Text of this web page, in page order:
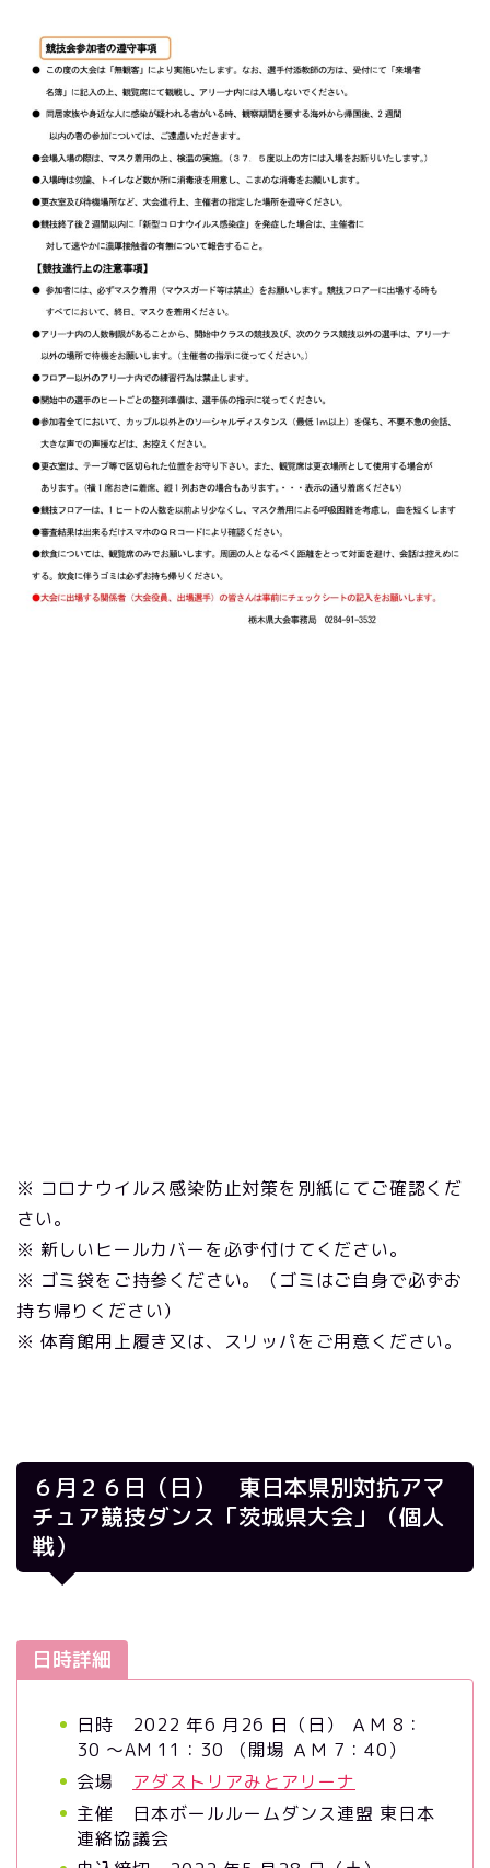
※ コロナウイルス感染防止対策を別紙にてご確認くだ
さい。
※ 新しいヒールカバーを必ず付けてください。
※ ゴミ袋をご持参ください。（ゴミはご自身で必ずお
持ち帰りください）
※ 体育館用上履き又は、スリッパをご用意ください。
６月２６日（日） 東日本県別対抗アマ
チュア競技ダンス「茨城県大会」（個人
戦）
日時詳細
日時 2022 年6 月26 日（日） ＡＭ 8：
30 ～AM 11：30 （開場 ＡＭ 7：40）
会場 アダストリアみとアリーナ
主催 日本ボールルームダンス連盟 東日本
連絡協議会